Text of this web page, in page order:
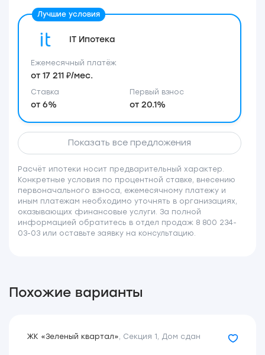
IT Ипотека
Ставка
от 6%
Первый взнос
от 20.1%
Ежемесячный платёж
от 17 211 ₽/мес.
Показать все предложения
Расчёт ипотеки носит предварительный характер.
Конкретные условия по процентной ставке, внесению
первоначального взноса, ежемесячному платежу и
иным платежам необходимо уточнять в организациях,
оказывающих финансовые услуги. За полной
информацией обратитесь в отдел продаж 8 800 234-
03-03 или оставьте заявку на консультацию.
Похожие варианты
ЖК «Зеленый квартал», Секция 1 , Дом сдан